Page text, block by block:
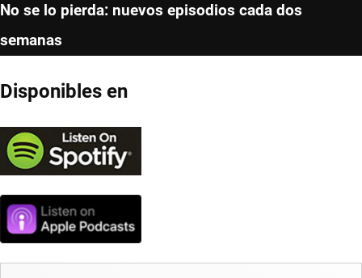
No se lo pierda: nuevos episodios cada dos
semanas
Disponibles en